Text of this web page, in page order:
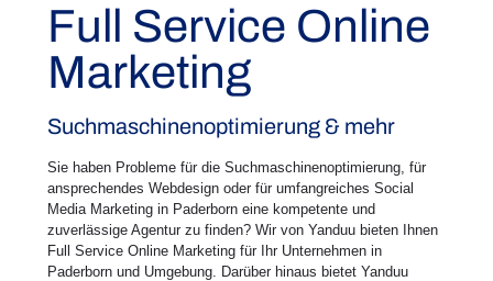
Full Service Online
Marketing
Suchmaschinenoptimierung & mehr
Sie haben Probleme für die Suchmaschinenoptimierung, für
ansprechendes Webdesign oder für umfangreiches Social
Media Marketing in Paderborn eine kompetente und
zuverlässige Agentur zu finden? Wir von Yanduu bieten Ihnen
Full Service Online Marketing für Ihr Unternehmen in
Paderborn und Umgebung. Darüber hinaus bietet Yanduu